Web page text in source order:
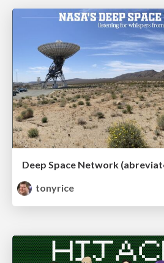
Deep Space Network
tonyrice